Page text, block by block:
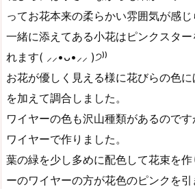
ってお花本来の柔らかい雰囲気が感じ
一緒に添えてある小花はピンクスター
れます( ⸝⸝•ᴗ•⸝⸝ )੭⁾⁾
お花が優しく見える様に花びらの色
を加えて調合しました。
ワイヤーの色も沢山種類があるので
ワイヤーで作りました。
葉の緑を少し多めに配色して花束を
ーのワイヤーの方が花色のピンクを